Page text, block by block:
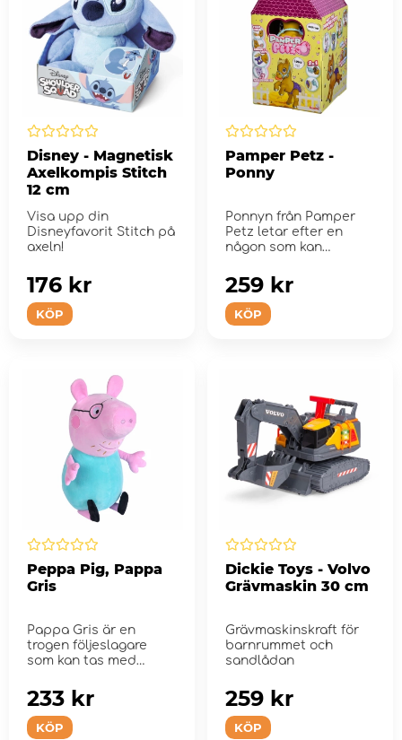
Disney - Magnetisk
Axelkompis Stitch
12 cm
Visa upp din
Disneyfavorit Stitch på
axeln!
KÖP
176 kr
Pamper Petz -
Ponny
Ponnyn från Pamper
Petz letar efter en
någon som kan
KÖP
259 kr
Peppa Pig, Pappa
Gris
Pappa Gris är en
trogen följeslagare
som kan tas med
KÖP
233 kr
Dickie Toys - Volvo
Grävmaskin 30 cm
Grävmaskinskraft för
barnrummet och
sandlådan
KÖP
259 kr